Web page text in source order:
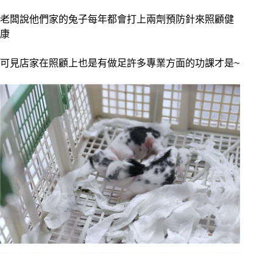
老闆說他們家的兔子每年都會打上兩劑預防針來照顧健
康
可見店家在照顧上也是有做足許多專業方面的功課才是~